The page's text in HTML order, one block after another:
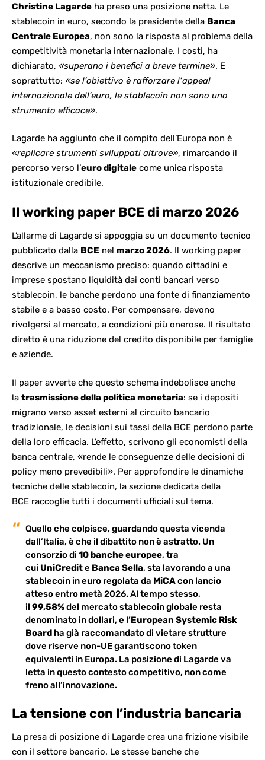
Christine Lagarde ha preso una posizione netta. Le
stablecoin in euro, secondo la presidente della Banca
Centrale Europea, non sono la risposta al problema della
competitività monetaria internazionale. I costi, ha
dichiarato, «superano i benefici a breve termine». E
soprattutto: «se l’obiettivo è rafforzare l’appeal
internazionale dell’euro, le stablecoin non sono uno
strumento efficace».
Lagarde ha aggiunto che il compito dell’Europa non è
«replicare strumenti sviluppati altrove», rimarcando il
percorso verso l’euro digitale come unica risposta
istituzionale credibile.
Il working paper BCE di marzo 2026
L’allarme di Lagarde si appoggia su un documento tecnico
pubblicato dalla BCE nel marzo 2026. Il working paper
descrive un meccanismo preciso: quando cittadini e
imprese spostano liquidità dai conti bancari verso
stablecoin, le banche perdono una fonte di finanziamento
stabile e a basso costo. Per compensare, devono
rivolgersi al mercato, a condizioni più onerose. Il risultato
diretto è una riduzione del credito disponibile per famiglie
e aziende.
Il paper avverte che questo schema indebolisce anche
la trasmissione della politica monetaria: se i depositi
migrano verso asset esterni al circuito bancario
tradizionale, le decisioni sui tassi della BCE perdono parte
della loro efficacia. L’effetto, scrivono gli economisti della
banca centrale, «rende le conseguenze delle decisioni di
policy meno prevedibili». Per approfondire le dinamiche
tecniche delle stablecoin, la sezione dedicata della
BCE raccoglie tutti i documenti ufficiali sul tema.
Quello che colpisce, guardando questa vicenda
dall’Italia, è che il dibattito non è astratto. Un
consorzio di 10 banche europee, tra
cui UniCredite Banca Sella, sta lavorando a una
stablecoin in euro regolata da MiCAcon lancio
atteso entro metà 2026. Al tempo stesso,
il 99,58%del mercato stablecoin globale resta
denominato in dollari, e l’European Systemic Risk
Boardha già raccomandato di vietare strutture
dove riserve non-UE garantiscono token
equivalenti in Europa. La posizione di Lagarde va
letta in questo contesto competitivo, non come
freno all’innovazione.
La tensione con l’industria bancaria
La presa di posizione di Lagarde crea una frizione visibile
con il settore bancario. Le stesse banche che